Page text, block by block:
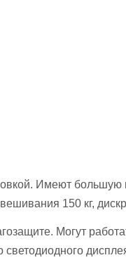
Имеют
150 кг,
Могут